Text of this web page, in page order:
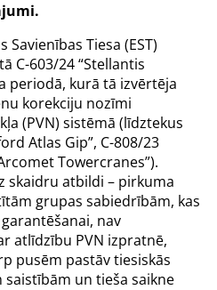
Savienības Tiesa (EST)
C-603/24“Stellantis
periodā, kurā tā izvērtēja
korekciju nozīmi
(PVN) sistēmā (līdztekus
Atlas Gip”, C-808/23
Towercranes”).
skaidru atbildi – pirkuma
grupas sabiedrībām, kas
nav
atlīdzību PVN izpratnē,
pusēm pastāv tiesiskās
un tieša saikne